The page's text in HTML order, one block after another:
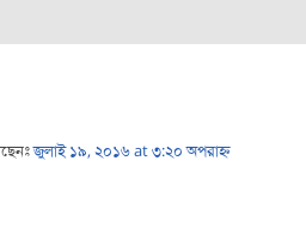
জুলাই ১৯, ২০১৬ at ৩:২০ অপরাহ্ন